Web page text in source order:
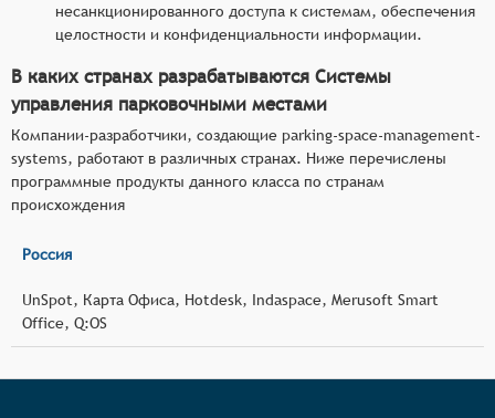
несанкционированного доступа к системам, обеспечения
целостности и конфиденциальности информации.
В каких странах разрабатываются Системы
управления парковочными местами
Компании-разработчики, создающие parking-space-management-
systems, работают в различных странах. Ниже перечислены
программные продукты данного класса по странам
происхождения
Россия
UnSpot, Карта Офиса, Hotdesk, Indaspace, Merusoft Smart
Office, Q:OS